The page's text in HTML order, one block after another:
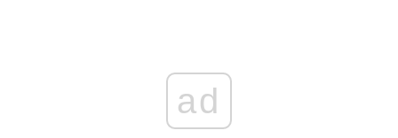
ad